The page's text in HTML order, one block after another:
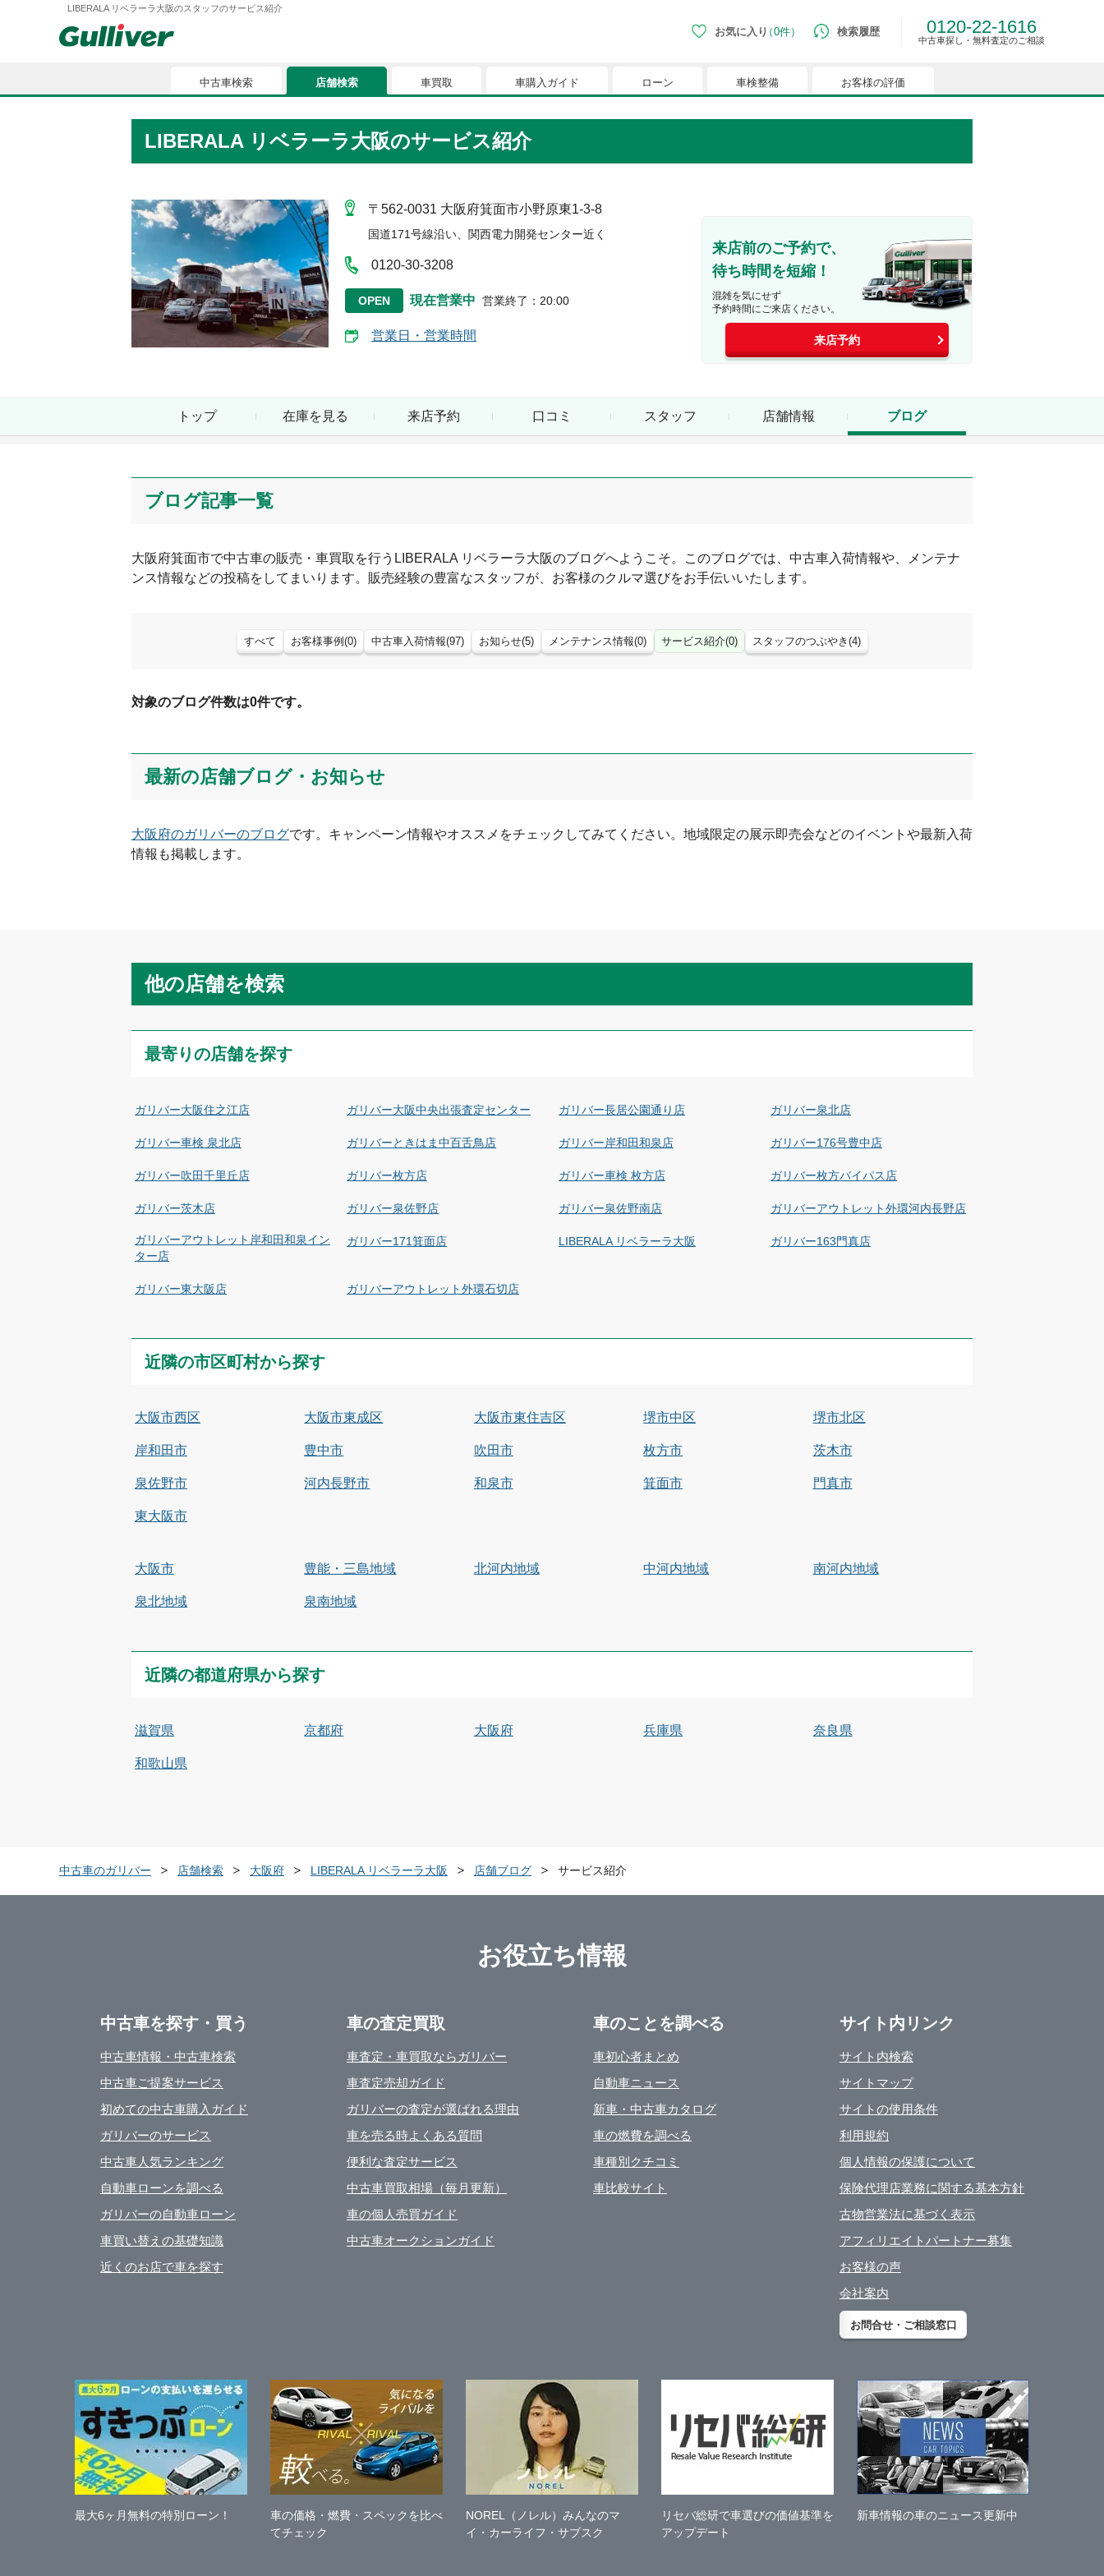
LIBERALA リベラーラ大阪のスタッフのサービス紹介
お気に入り 0件
中古車検索
ローン
車検整備
お客様の評価
現在、お気に入りに登録されているおクルマはございません。
お気に入りに登録すると、あなただけのお気に入りのクルマリストでいつでも簡単に比較ができるようになります。
※「お気に入り」の登録を可能にするためにCookie機能を有効にしてください。
検索履歴 0120-22-1616
中古車探し・無料査定のご相談
中古車検索 店舗検索 車買取 車購入ガイド ローン 車検整備 お客様の評価
LIBERALA リベラーラ大阪のサービス紹介
〒562-0031 大阪府箕面市小野原東1-3-8
国道171号線沿い、関西電力開発センター近く
0120-30-3208
OPEN 現在営業中 営業終了 ： 20:00
営業日・営業時間
来店前のご予約で、
待ち時間を短縮！
混雑を気にせず
予約時間にご来店ください。
来店予約
トップ 在庫を見る 来店予約 口コミ スタッフ 店舗情報 ブログ
ブログ記事一覧
大阪府箕面市で中古車の販売・車買取を行う LIBERALA リベラーラ大阪のブログへようこそ。このブログでは、中古車入荷情報や、メンテナ
ンス情報などの投稿をしてまいります。販売経験の豊富なスタッフが、お客様のクルマ選びをお手伝いいたします。
すべて お客様事例 (0) 中古車入荷情報(97) お知らせ(5) メンテナンス情報(0) サービス紹介(0) スタッフのつぶやき (4)
対象のブログ件数は0件です。
最新の店舗ブログ・お知らせ
大阪府のガリバーのブログです。キャンペーン情報やオススメをチェックしてみてください。地域限定の展示即売会などのイベントや最新入荷
情報も掲載します。
他の店舗を検索
最寄りの店舗を探す
ガリバー大阪住之江店 ガリバー大阪中央出張査定センター ガリバー長居公園通り店 ガリバー泉北店
ガリバー車検 泉北店 ガリバーときはま中百舌鳥店 ガリバー岸和田和泉店 ガリバー176号豊中店
ガリバー吹田千里丘店 ガリバー枚方店 ガリバー車検 枚方店 ガリバー枚方バイパス店
ガリバー茨木店 ガリバー泉佐野店 ガリバー泉佐野南店 ガリバーアウトレット外環河内長野店
ガリバーアウトレット岸和田和泉イン
ター店
ガリバー171箕面店 LIBERALA リベラーラ大阪 ガリバー163門真店
ガリバー東大阪店 ガリバーアウトレット外環石切店
近隣の市区町村から探す
大阪市西区 大阪市東成区 大阪市東住吉区 堺市中区 堺市北区
岸和田市 豊中市 吹田市 枚方市 茨木市
泉佐野市 河内長野市 和泉市 箕面市 門真市
東大阪市
大阪市 豊能・三島地域 北河内地域 中河内地域 南河内地域
泉北地域 泉南地域
近隣の都道府県から探す
滋賀県 京都府 大阪府 兵庫県 奈良県
和歌山県
中古車のガリバー 店舗検索 大阪府 LIBERALA リベラーラ大阪 店舗ブログ サービス紹介
お役立ち情報
中古車を探す・買う
中古車情報・中古車検索
中古車ご提案サービス
初めての中古車購入ガイド
ガリバーのサービス
中古車人気ランキング
自動車ローンを調べる
ガリバーの自動車ローン
車買い替えの基礎知識
近くのお店で車を探す
車の査定買取
車査定・車買取ならガリバー
車査定売却ガイド
ガリバーの査定が選ばれる理由
車を売る時よくある質問
便利な査定サービス
中古車買取相場（毎月更新）
車の個人売買ガイド
中古車オークションガイド
車のことを調べる
車初心者まとめ
自動車ニュース
新車・中古車カタログ
車の燃費を調べる
車種別クチコミ
車比較サイト
サイト内リンク
サイト内検索
サイトマップ
サイトの使用条件
利用規約
個人情報の保護について
保険代理店業務に関する基本方針
古物営業法に基づく表示
アフィリエイトパートナー募集
お客様の声
会社案内
お問合せ・ご相談窓口
最大6ヶ月無料の特別ローン！
車の価格・燃費・スペックを比べ
てチェック
NOREL（ノレル）みんなのマ
イ・カーライフ・サブスク
リセバ総研で車選びの価値基準を
アップデート
新車情報の車のニュース更新中